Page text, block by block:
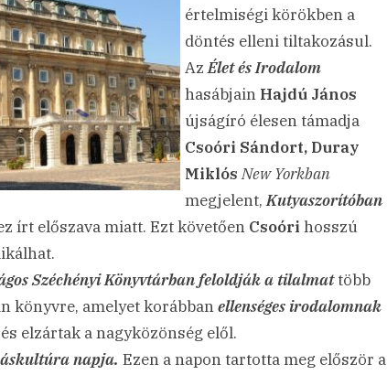
értelmiségi körökben a
döntés elleni tiltakozásul.
AzÉlet és Irodalom
hasábjain Hajdú János
újságíró élesen támadja
Csoóri Sándort, Duray
Miklós New Yorkban
megjelent,Kutyaszorítóban
írt előszava miatt. Ezt követően Csoóri hosszú
Széchényi Könyvtárbanfeloldják a tilalmattöbb
könyvre, amelyet korábbanellenséges irodalomnak
elzártak a nagyközönség elől.
napja. Ezen a napon tartotta meg először a